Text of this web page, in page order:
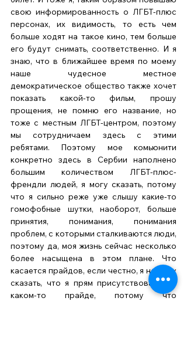
свою информированность о ЛГБТ-плюс
персонах, их видимость, то есть чем
больше ходят на такое кино, тем больше
его будут снимать, соответственно. И я
знаю, что в ближайшее время по моему
наше чудесное местное
демократическое общество также хочет
показать какой-то фильм, прошу
прощения, не помню его название, но
тоже с местным ЛГБТ-центром, поэтому
мы сотрудничаем здесь с этими
ребятами. Поэтому мое комьюнити
конкретно здесь в Сербии наполнено
большим количеством ЛГБТ-плюс-
френдли людей, я могу сказать, потому
что я сильно реже уже слышу какие-то
гомофобные шутки, наоборот, больше
принятия, понимания, понимания
проблем, с которыми сталкиваются люди,
поэтому да, моя жизнь сейчас несколько
более насыщена в этом плане. Что
касается прайдов, если честно, я не могу
сказать, что я прям присутствовала на
каком-то прайде, потому что